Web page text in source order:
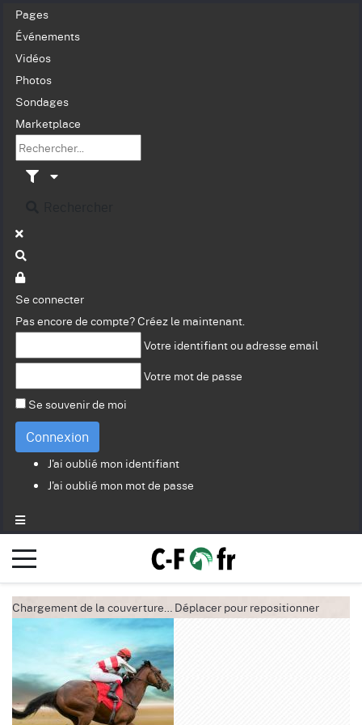
Pages
Événements
Vidéos
Photos
Sondages
Marketplace
Se connecter
Pas encore de compte? Créez le maintenant.
Votre identifiant ou adresse email
Votre mot de passe
Se souvenir de moi
Connexion
J'ai oublié mon identifiant
J'ai oublié mon mot de passe
Chargement de la couverture… Déplacer pour repositionner